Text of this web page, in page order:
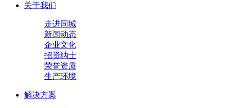
关于我们
走进同城
新闻动态
企业文化
招贤纳士
荣誉资质
生产环境
解决方案